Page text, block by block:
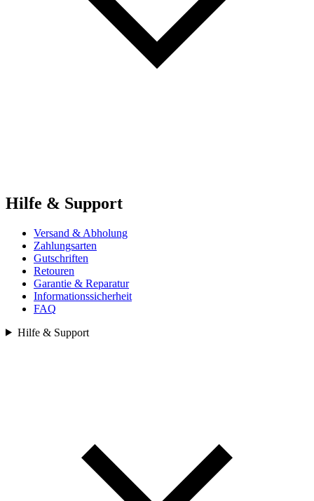
Hilfe & Support
Versand & Abholung
Zahlungsarten
Gutschriften
Retouren
Garantie & Reparatur
Informationssicherheit
FAQ
Hilfe & Support